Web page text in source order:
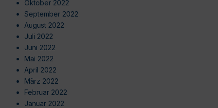
Oktober 2022
September 2022
August 2022
Juli 2022
Juni 2022
Mai 2022
April 2022
März 2022
Februar 2022
Januar 2022